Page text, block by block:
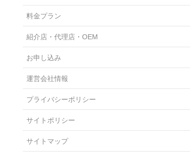
料金プラン
紹介店・代理店・OEM
お申し込み
運営会社情報
プライバシーポリシー
サイトポリシー
サイトマップ